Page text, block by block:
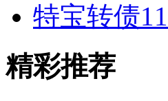
特宝转债
精彩推荐